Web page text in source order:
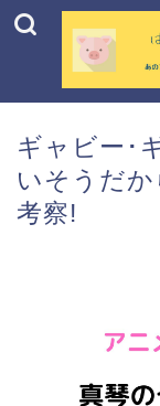
ギャビー･
いそうだ
考察!